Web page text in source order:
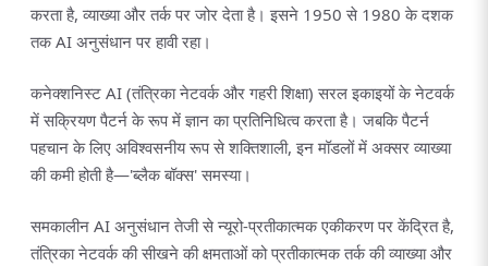
करता है, व्याख्या और तर्क पर जोर देता है। इसने 1950 से 1980 के दशक
तक AI अनुसंधान पर हावी रहा।
कनेक्शनिस्ट AI (तंत्रिका नेटवर्क और गहरी शिक्षा) सरल इकाइयों के नेटवर्क
में सक्रियण पैटर्न के रूप में ज्ञान का प्रतिनिधित्व करता है। जबकि पैटर्न
पहचान के लिए अविश्वसनीय रूप से शक्तिशाली, इन मॉडलों में अक्सर व्याख्या
की कमी होती है—'ब्लैक बॉक्स' समस्या।
समकालीन AI अनुसंधान तेजी से न्यूरो-प्रतीकात्मक एकीकरण पर केंद्रित है,
तंत्रिका नेटवर्क की सीखने की क्षमताओं को प्रतीकात्मक तर्क की व्याख्या और